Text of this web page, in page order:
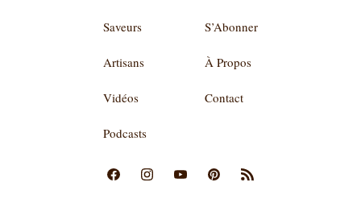
Saveurs S’Abonner
Artisans À Propos
Vidéos Contact
Podcasts